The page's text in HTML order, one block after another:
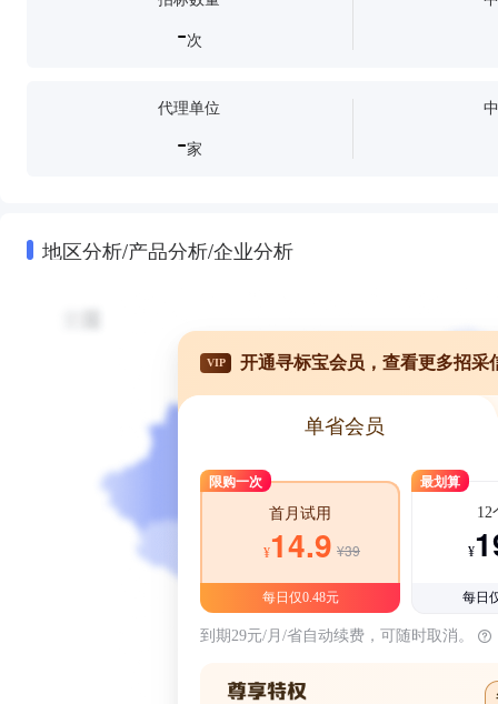
-次
代理单位
-家
地区分析/产品分析/企业分析
VIP 开通寻标宝会员，查看更多招采
单省会员
限购一次
首月试用
¥14.9 ¥39
每日仅0.48元
最划算
12
¥
每日
到期29元/月/省自动续费，可随时取消。